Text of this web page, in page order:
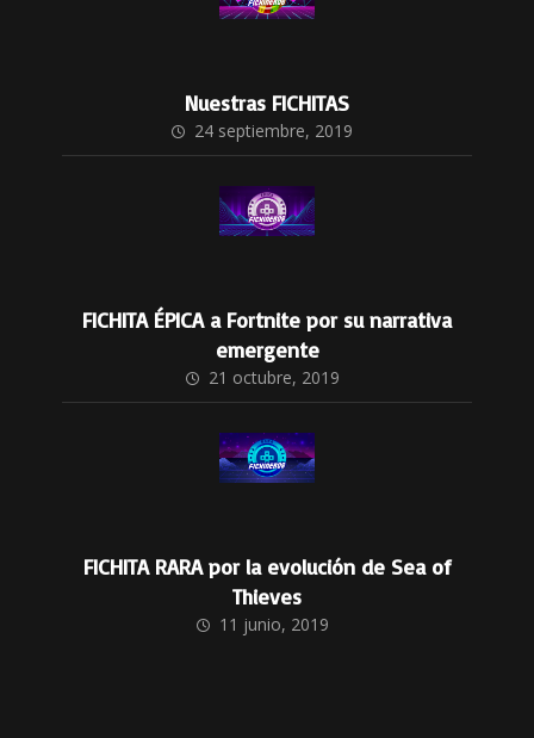
Nuestras FICHITAS
24 septiembre, 2019
FICHITA ÉPICA a Fortnite por su narrativa
emergente
21 octubre, 2019
FICHITA RARA por la evolución de Sea of
Thieves
11 junio, 2019